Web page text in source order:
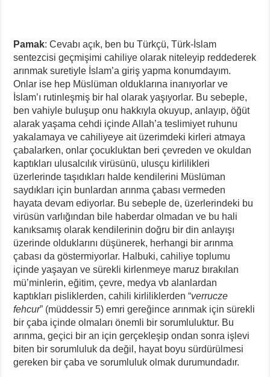
Pamak: Cevabı açık, ben bu Türkçü, Türk-İslam
sentezcisi geçmişimi cahiliye olarak niteleyip reddederek
arınmak suretiyle İslam’a giriş yapma konumdayım.
Onlar ise hep Müslüman olduklarına inanıyorlar ve
İslam’ı rutinleşmiş bir hal olarak yaşıyorlar. Bu sebeple,
ben vahiyle buluşup onu hakkıyla okuyup, anlayıp, öğüt
alarak yaşama cehdi içinde Allah’a teslimiyet ruhunu
yakalamaya ve cahiliyeye ait üzerimdeki kirleri atmaya
çabalarken, onlar çocukluktan beri çevreden ve okuldan
kaptıkları ulusalcılık virüsünü, ulusçu kirlilikleri
üzerlerinde taşıdıkları halde kendilerini Müslüman
saydıkları için bunlardan arınma çabası vermeden
hayata devam ediyorlar. Bu sebeple de, üzerlerindeki bu
virüsün varlığından bile haberdar olmadan ve bu hali
kanıksamış olarak kendilerinin doğru bir din anlayışı
üzerinde olduklarını düşünerek, herhangi bir arınma
çabası da göstermiyorlar. Halbuki, cahiliye toplumu
içinde yaşayan ve sürekli kirlenmeye maruz bırakılan
mü’minlerin, eğitim, çevre, medya vb alanlardan
kaptıkları pisliklerden, cahili kirliliklerden “verrucze
fehcur” (müddessir 5) emri gereğince arınmak için sürekli
bir çaba içinde olmaları önemli bir sorumluluktur. Bu
arınma, geçici bir an için gerçekleşip ondan sonra işlevi
biten bir sorumluluk da değil, hayat boyu sürdürülmesi
gereken bir çaba ve sorumluluk olmak durumundadır.